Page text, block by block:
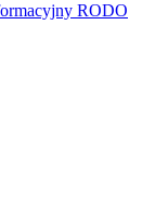
RODO